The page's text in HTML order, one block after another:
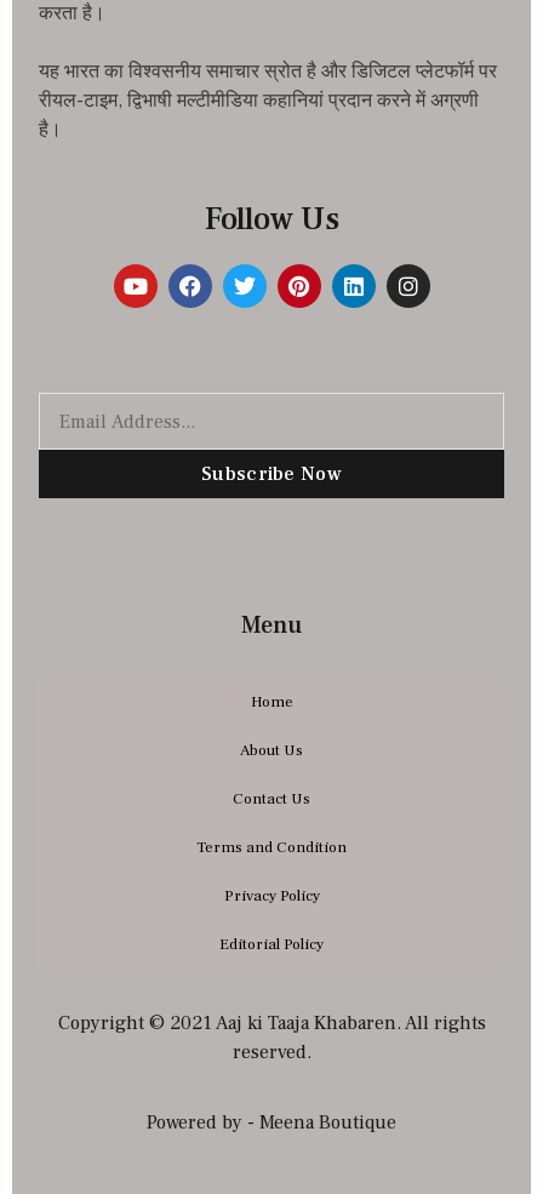
करता है।
यह भारत का विश्वसनीय समाचार स्रोत है और डिजिटल प्लेटफॉर्म पर
रीयल-टाइम, द्विभाषी मल्टीमीडिया कहानियां प्रदान करने में अग्रणी
है।
Follow Us
Subscribe Now
Menu
Home
About Us
Contact Us
Terms and Condition
Privacy Policy
Editorial Policy
Copyright © 2021 Aaj ki Taaja Khabaren. All rights
reserved.
Powered by - Meena Boutique